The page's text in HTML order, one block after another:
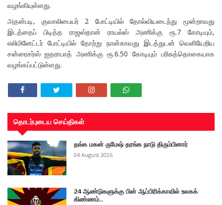
வழங்கியுள்ளது.
அதன்படி, குவாலிபையர் 2 போட்டியில் தோல்வியடைந்து மூன்றாவது
இடத்தைப் பிடித்த ராஜஸ்தான் ராயல்ஸ் அணிக்கு ரூ.7 கோடியும்,
எலிமினேட்டர் போட்டியில் தோற்று நான்காவது இடத்துடன் வெளியேறிய
சன்ரைசர்ஸ் ஐதராபாத் அணிக்கு ரூ.6.50 கோடியும் பரிசுத்தொகையாக
வழங்கப்பட்டுள்ளது.
தொடர்புடைய செய்திகள்
தங்க மகன் ருமேஷ் தரங்க நாடு திரும்பினார்
04 August 2026
24 ஆண்டுகளுக்கு பின் ஆப்பிரிக்காவில் உலகக்
கிண்ணம்..